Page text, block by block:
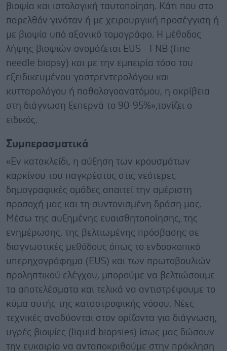
βιοψία και ιστολογική ταυτοποίηση. Κάτι που στο
παρελθόν γινόταν ή με χειρουργική προσέγγιση ή
με βιοψία υπό αξονικό τομογράφο. Η μέθοδος
λήψης βιοψιών ονομάζεται EUS - FNB (fine
needle biopsy) και με την εμπειρία τόσο του
εξειδικευμένου γαστρεντερολόγου και
κυτταρολόγου ή παθολογοανατόμου, η ακρίβεια
στη διάγνωση ξεπερνά το 90-95%»,τονίζει ο
ειδικός.
Συμπερασματικά
«Εν κατακλείδι, η αύξηση των κρουσμάτων
καρκίνου του παγκρέατος στις νεότερες
δημογραφικές ομάδες απαιτεί την αμέριστη
προσοχή μας και τη συντονισμένη δράση μας.
Μέσω της αυξημένης ευαισθητοποίησης, της
ενημέρωσης, της βελτιωμένης πρόσβασης σε
διαγνωστικές μεθόδους όπως το ενδοσκοπικό
υπερηχογράφημα (EUS) και των πρωτοβουλιών
προληπτικού ελέγχου, μπορούμε να βελτιώσουμε
τα αποτελέσματα και τελικά να αντιστρέψουμε το
κύμα αυτής της καταστροφικής νόσου. Νέες
τεχνικές αναδύονται στον ορίζοντα για διάγνωση,
υγρές βιοψίες (liquid biopsies) ίσως μας δώσουν
την ευκαιρία να ανταποκριθούμε στην πρόκληση